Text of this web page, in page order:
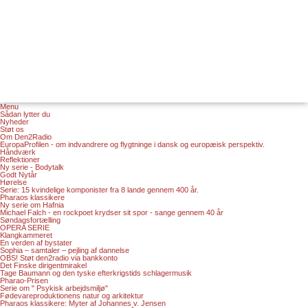
Menu
Sådan lytter du
Nyheder
Støt os
Om Den2Radio
EuropaProfilen - om indvandrere og flygtninge i dansk og europæisk perspektiv.
Håndværk
Reflektioner
Ny serie - Bodytalk
Godt Nytår
Hørelse
Serie: 15 kvindelige komponister fra 8 lande gennem 400 år.
Pharaos klassikere
Ny serie om Hafnia
Michael Falch - en rockpoet krydser sit spor - sange gennem 40 år
Søndagsfortælling
OPERA SERIE
Klangkammeret
En verden af bystater
Sophia – samtaler – pejling af dannelse
OBS! Støt den2radio via bankkonto
Det Finske dirigentmirakel
Tage Baumann og den tyske efterkrigstids schlagermusik
Pharao-Prisen
Serie om " Psykisk arbejdsmiljø"
Fødevareproduktionens natur og arkitektur
Pharaos klassikere: Myter af Johannes v. Jensen